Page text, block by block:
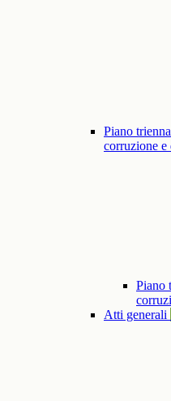
Piano
corruzione e
Piano
Atti generali